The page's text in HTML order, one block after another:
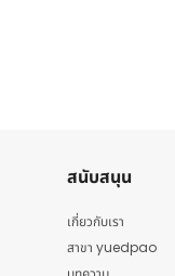
สนับสนุน
เกี่ยวกับเรา
สาขา yuedpao